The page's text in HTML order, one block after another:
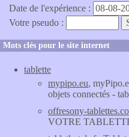
Date de l'expérience :
Votre pseudo :
Mots clés pour le site internet
tablette
mypipo.eu,
objets connectés -
offresony-
VOTRE